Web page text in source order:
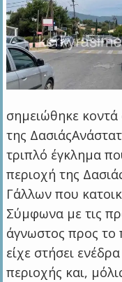
σημειώθηκε κοντά
της
τριπλό έγκλημα
περιοχή της
Γάλλων που
Σύμφωνα με τις
άγνωστος προς το
είχε στήσει
περιοχής και,